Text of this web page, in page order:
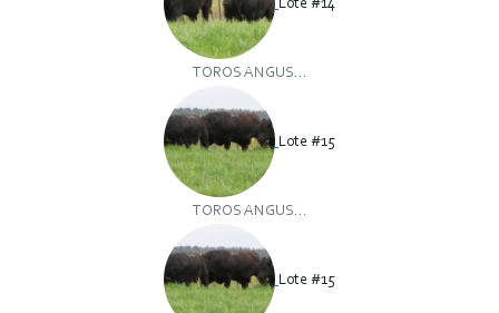
Lote #14
TOROS ANGUS...
Lote #15
TOROS ANGUS...
Lote #15